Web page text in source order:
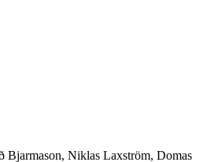
Niklas Laxström, Domas